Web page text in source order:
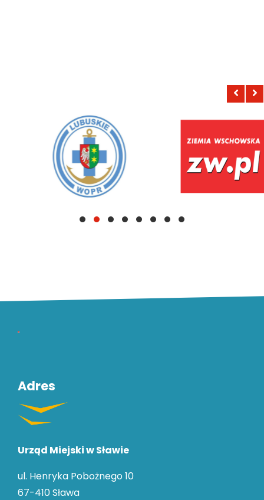
Pozostałe
Adres
Urząd Miejski w Sławie
ul. Henryka Pobożnego 10
67-410 Sława